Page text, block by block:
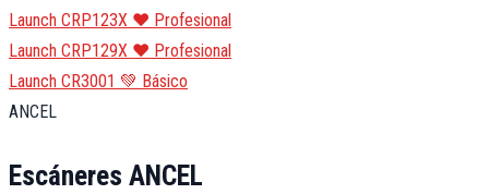
Launch CRP123X ❤️ Profesional
Launch CRP129X ❤️ Profesional
Launch CR3001 💚 Básico
ANCEL
Escáneres ANCEL